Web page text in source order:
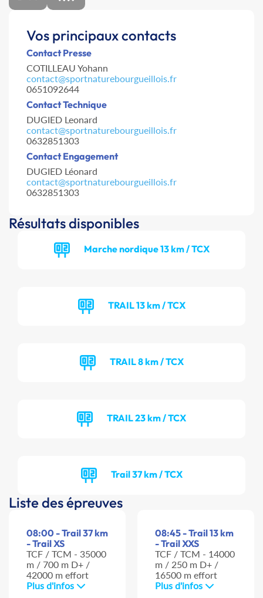
Vos principaux contacts
Contact Presse
COTILLEAU Yohann
contact@sportnaturebourgueillois.fr
0651092644
Contact Technique
DUGIED Leonard
contact@sportnaturebourgueillois.fr
0632851303
Contact Engagement
DUGIED Léonard
contact@sportnaturebourgueillois.fr
0632851303
Résultats disponibles
Marche nordique 13 km / TCX
TRAIL 13 km / TCX
TRAIL 8 km / TCX
TRAIL 23 km / TCX
Trail 37 km / TCX
Liste des épreuves
08:00 - Trail 37 km
- Trail XS
TCF / TCM - 35000
m / 700 m D+ /
42000 m effort
Plus d'infos
08:45 - Trail 13 km
- Trail XXS
TCF / TCM - 14000
m / 250 m D+ /
16500 m effort
Plus d'infos